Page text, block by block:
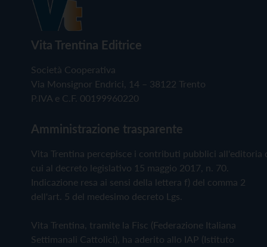
Vita Trentina Editrice
Società Cooperativa
Via Monsignor Endrici, 14 – 38122 Trento
P.IVA e C.F. 00199960220
Amministrazione trasparente
Vita Trentina percepisce i contributi pubblici all'editoria
cui al decreto legislativo 15 maggio 2017, n. 70.
Indicazione resa ai sensi della lettera f) del comma 2
dell'art. 5 del medesimo decreto Lgs.
Vita Trentina, tramite la Fisc (Federazione Italiana
Settimanali Cattolici), ha aderito allo IAP (Istituto